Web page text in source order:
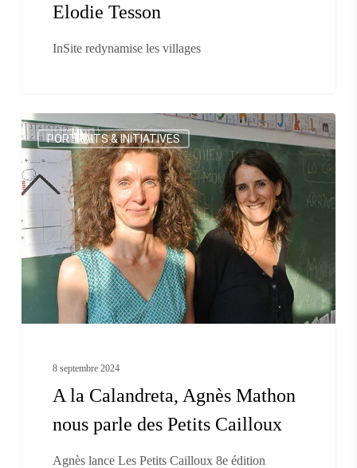
Elodie Tesson
InSite redynamise les villages
A
la
Calandreta,
Mathon
nous
parle
PORTRAITS & INITIATIVES
8 septembre 2024
A la Calandreta, Agnès Mathon
nous parle des Petits Cailloux
Agnès lance Les Petits Cailloux 8e édition